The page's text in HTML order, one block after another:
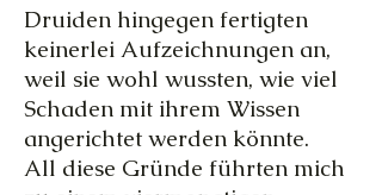
Druiden hingegen fertigten
keinerlei Aufzeichnungen an,
weil sie wohl wussten, wie viel
Schaden mit ihrem Wissen
angerichtet werden könnte.
All diese Gründe führten mich